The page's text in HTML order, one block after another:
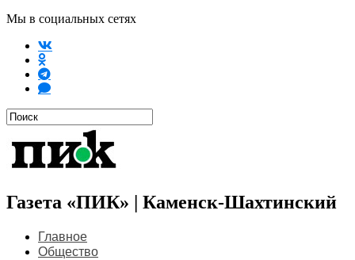
Мы в социальных сетях
Газета «ПИК» | Каменск-Шахтинский
Главное
Общество